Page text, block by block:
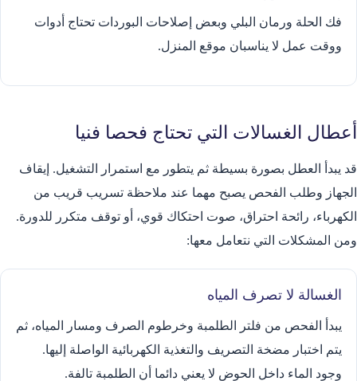
فك الحلة ورمان البلي وبعض إصلاحات البوردات تحتاج أدوات
ووقت عمل لا يناسبان موقع المنزل.
أعطال الغسالات التي تحتاج فحصا فنيا
قد يبدأ العطل بصورة بسيطة ثم يتطور مع استمرار التشغيل. إيقاف
الجهاز وطلب الفحص يصبح مهما عند ملاحظة تسريب قريب من
الكهرباء، رائحة احتراق، صوت احتكاك قوي، أو توقف متكرر للدورة.
ومن المشكلات التي نتعامل معها:
الغسالة لا تصرف المياه
يبدأ الفحص من فلتر الطلمبة وخرطوم الصرف ومسار المياه، ثم
يتم اختبار مضخة التصريف والتغذية الكهربائية الواصلة إليها.
وجود الماء داخل الحوض لا يعني دائما أن الطلمبة تالفة.